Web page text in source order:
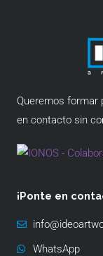
Queremos formar
en contacto sin
¡Ponte en
WhatsApp